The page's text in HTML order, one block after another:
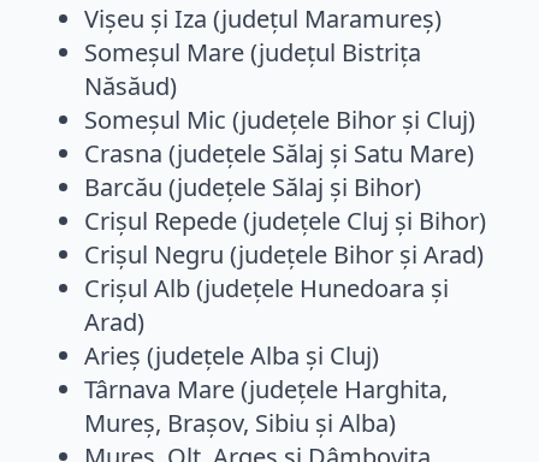
Vişeu şi Iza (judeţul Maramureş)
Someşul Mare (judeţul Bistriţa
Năsăud)
Someşul Mic (judeţele Bihor şi Cluj)
Crasna (judeţele Sălaj şi Satu Mare)
Barcău (judeţele Sălaj şi Bihor)
Crişul Repede (judeţele Cluj şi Bihor)
Crişul Negru (judeţele Bihor şi Arad)
Crişul Alb (judeţele Hunedoara şi
Arad)
Arieş (judeţele Alba şi Cluj)
Târnava Mare (judeţele Harghita,
Mureş, Braşov, Sibiu şi Alba)